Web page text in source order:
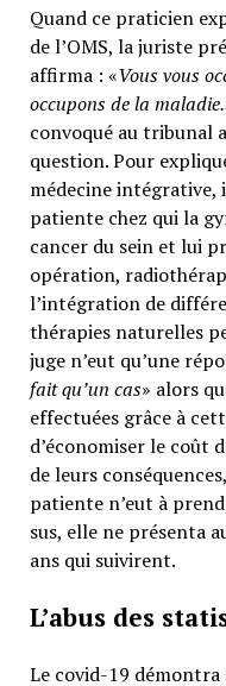
Quand ce praticien
de l’OMS, la juriste
affirma : «Vous vous
occupons de la
convoqué au tribunal
question. Pour
médecine intégrative,
patiente chez qui la
cancer du sein et lui
opération,
l’intégration de
thérapies naturelles
juge n’eut qu’une
fait qu’un cas» alors
effectuées grâce à
d’économiser le coût
de leurs
patiente n’eut à
sus, elle ne présenta
ans qui suivirent.
L’abus des
Le covid-19 démontra